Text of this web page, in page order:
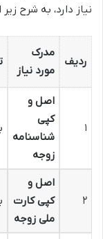
نیاز دارد، به شرح
ردیف
مدرک
مورد نیاز
۱
اصل و
کپی
شناسنامه
زوجه
۲
اصل و
کپی کارت
ملی زوجه